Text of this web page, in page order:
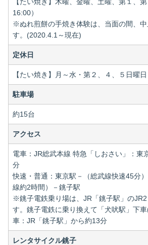
16:00）
※ぬれ煎餅の手焼き体験は、当面の間、中
す。(2020.4.1～現在)
定休日
【たい焼き】月～水・第２、４、５日曜日
駐車場
約15台
アクセス
電車：JR総武本線 特急「しおさい」：
分
快速・普通：東京駅－（総武線快速45分
線約2時間）－銚子駅
※銚子電鉄乗り場は、JR「銚子駅」のJR2
す。銚子電鉄に乗り換えて「犬吠駅」下
車：JR「銚子駅」から約13分
レンタサイクル銚子